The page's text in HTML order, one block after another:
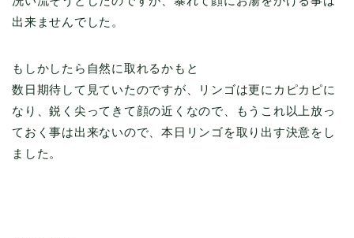
出来ませんでした。
もしかしたら自然に取れるかもと
数日期待して見ていたのですが、リンゴは更にカピカピに
なり、鋭く尖ってきて顔の近くなので、もうこれ以上放っ
ておく事は出来ないので、本日リンゴを取り出す決意をし
ました。